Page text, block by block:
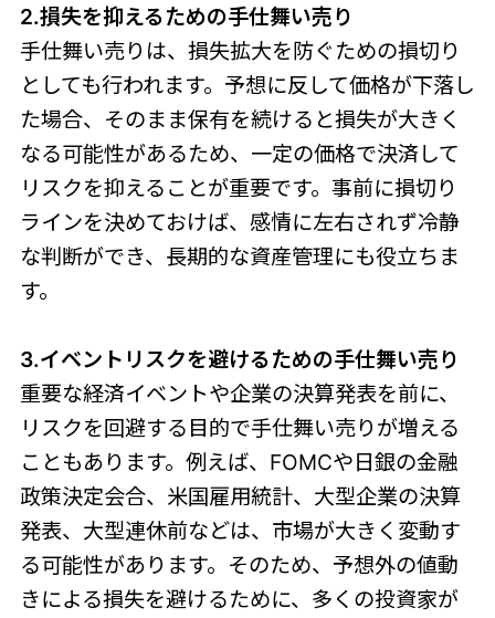
2.損失を抑えるための手仕舞い売り
手仕舞い売りは、損失拡大を防ぐための損切り
としても行われます。予想に反して価格が下落し
た場合、そのまま保有を続けると損失が大きく
なる可能性があるため、一定の価格で決済して
リスクを抑えることが重要です。事前に損切り
ラインを決めておけば、感情に左右されず冷静
な判断ができ、長期的な資産管理にも役立ちま
す。
3.イベントリスクを避けるための手仕舞い売り
重要な経済イベントや企業の決算発表を前に、
リスクを回避する目的で手仕舞い売りが増える
こともあります。例えば、FOMCや日銀の金融
政策決定会合、米国雇用統計、大型企業の決算
発表、大型連休前などは、市場が大きく変動す
る可能性があります。そのため、予想外の値動
きによる損失を避けるために、多くの投資家が